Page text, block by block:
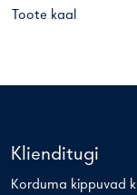
Toote kaal
Klienditugi
Korduma kippuvad